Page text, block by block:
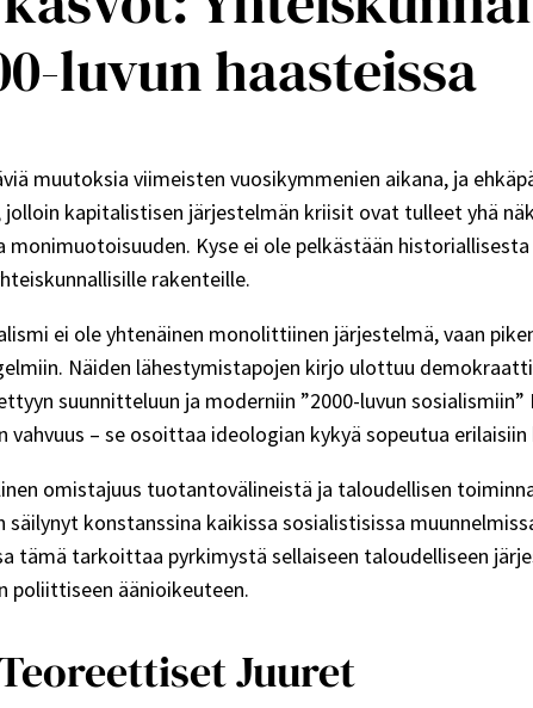
luvun haasteissa
muutoksia viimeisten vuosikymmenien aikana, ja
jolloin kapitalistisen järjestelmän kriisit ovat tulleet yhä
Kyse ei ole pelkästään
rakenteille.
ei ole yhtenäinen monolittiinen järjestelmä, vaan
Näiden lähestymistapojen kirjo ulottuu
suunnitteluun ja moderniin ”2000-luvun sosialismiin”
– se osoittaa ideologian kykyä sopeutua
omistajuus tuotantovälineistä ja taloudellisen
konstanssina kaikissa sosialistisissa
tämä tarkoittaa pyrkimystä sellaiseen taloudelliseen
poliittiseen äänioikeuteen.
Juuret